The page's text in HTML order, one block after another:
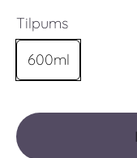
Tilpums
600ml